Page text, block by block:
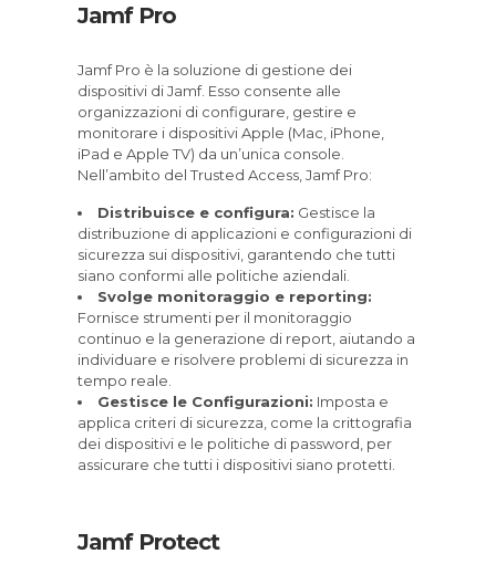
Jamf Pro
Jamf Pro è la soluzione di gestione dei
dispositivi di Jamf. Esso consente alle
organizzazioni di configurare, gestire e
monitorare i dispositivi Apple (Mac, iPhone,
iPad e Apple TV) da un’unica console.
Nell’ambito del Trusted Access, Jamf Pro:
Distribuisce e configura: Gestisce la
distribuzione di applicazioni e configurazioni di
sicurezza sui dispositivi, garantendo che tutti
siano conformi alle politiche aziendali.
Svolge monitoraggio e reporting:
Fornisce strumenti per il monitoraggio
continuo e la generazione di report, aiutando a
individuare e risolvere problemi di sicurezza in
tempo reale.
Gestisce le Configurazioni: Imposta e
applica criteri di sicurezza, come la crittografia
dei dispositivi e le politiche di password, per
assicurare che tutti i dispositivi siano protetti.
Jamf Protect